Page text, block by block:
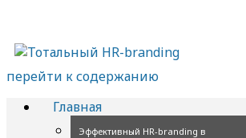
перейти к содержанию
Главная
Эффективный HR-branding в